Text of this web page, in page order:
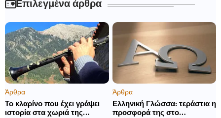
Επιλεγμένα άρθρα
Άρθρα
Το κλαρίνο που έχει γράψει
ιστορία στα χωριά της
Άρθρα
Ελληνική Γλώσσα: τεράστια η
προσφορά της στο